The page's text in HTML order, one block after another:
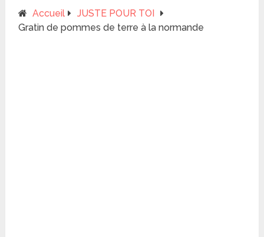
Accueil
JUSTE POUR TOI
Gratin de pommes de terre à la normande